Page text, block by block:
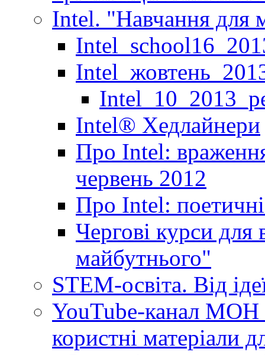
Intel. "Навчання для
Іntel® Хедлайнери
Про Intel:
червень 2012
Про Intel:
Чергові курси
майбутнього"
STEM-освіта. Від
YouTube-канал МОН
користні матеріали